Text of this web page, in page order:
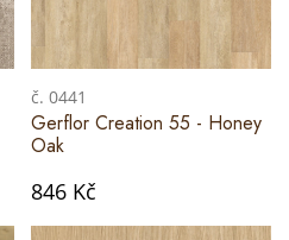
č. 0441
Gerflor Creation 55 - Honey
Oak
846 Kč